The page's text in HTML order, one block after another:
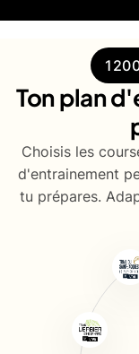
Ton plan
Choisis les
d'entrainement
tu prépares.